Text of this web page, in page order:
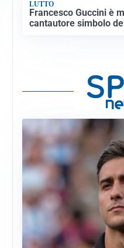
LUTTO
Francesco Guccini è
cantautore simbolo